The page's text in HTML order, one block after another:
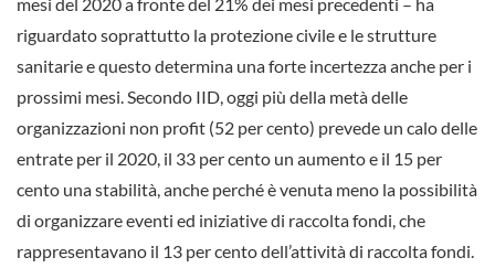
riguardato soprattutto la protezione civile e le strutture
sanitarie e questo determina una forte incertezza anche per i
prossimi mesi. Secondo IID, oggi più della metà delle
organizzazioni non profit (52 per cento) prevede un calo delle
entrate per il 2020, il 33 per cento un aumento e il 15 per
cento una stabilità, anche perché è venuta meno la possibilità
di organizzare eventi ed iniziative di raccolta fondi, che
rappresentavano il 13 per cento dell’attività di raccolta fondi.